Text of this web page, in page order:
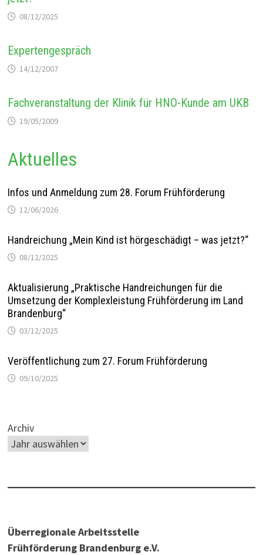
08/12/2025
Expertengespräch
14/12/2007
Fachveranstaltung der Klinik für HNO-Kunde am UKB
19/05/2009
Aktuelles
Infos und Anmeldung zum 28. Forum Frühförderung
12/06/2026
Handreichung „Mein Kind ist hörgeschädigt – was jetzt?“
08/12/2025
Aktualisierung „Praktische Handreichungen für die
Umsetzung der Komplexleistung Frühförderung im Land
Brandenburg“
03/12/2025
Veröffentlichung zum 27. Forum Frühförderung
09/10/2025
Archiv
Überregionale Arbeitsstelle
Frühförderung Brandenburg e.V.